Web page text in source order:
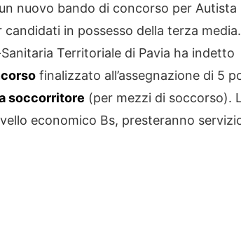
nuovo bando di concorso per Autista
in possesso della terza media.
Sanitaria Territoriale di Pavia ha indetto
finalizzato all’assegnazione di 5
soccorritore (per mezzi di soccorso).
economico Bs, presteranno